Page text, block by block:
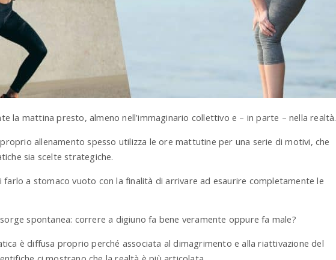
la mattina presto, almeno nell’immaginario collettivo e – in parte – nella realtà.
allenamento spesso utilizza le ore mattutine per una serie di motivi, che
sia scelte strategiche.
farlo a stomaco vuoto con la finalità di arrivare ad esaurire completamente le
spontanea: correre a digiuno fa bene veramente oppure fa male?
è diffusa proprio perché associata al dimagrimento e alla riattivazione del